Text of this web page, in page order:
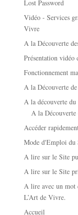
Lost Password
Vidéo - Services
Vivre
A la Découverte
Présentation
Fonctionnement
A la Découverte
A la découverte
A la
Accéder
Mode d'Emploi du
A lire sur le Site
A lire sur le Site
A lire avec un mot
L’Art de Vivre.
Accueil